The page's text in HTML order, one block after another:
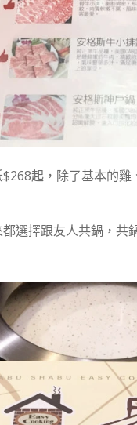
起，除了基本的
選擇跟友人共鍋，